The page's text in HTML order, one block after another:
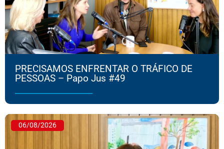
PRECISAMOS ENFRENTAR O TRÁFICO DE
PESSOAS – Papo Jus #49
06/08/2026